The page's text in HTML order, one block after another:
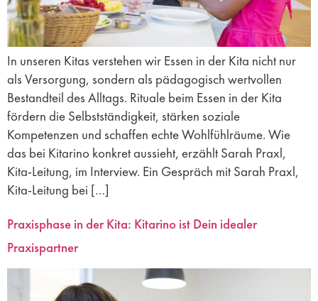
In unseren Kitas verstehen wir Essen in der Kita nicht nur
als Versorgung, sondern als pädagogisch wertvollen
Bestandteil des Alltags. Rituale beim Essen in der Kita
fördern die Selbstständigkeit, stärken soziale
Kompetenzen und schaffen echte Wohlfühlräume. Wie
das bei Kitarino konkret aussieht, erzählt Sarah Praxl,
Kita-Leitung, im Interview. Ein Gespräch mit Sarah Praxl,
Kita-Leitung bei […]
Praxisphase in der Kita: Kitarino ist Dein idealer
Praxispartner